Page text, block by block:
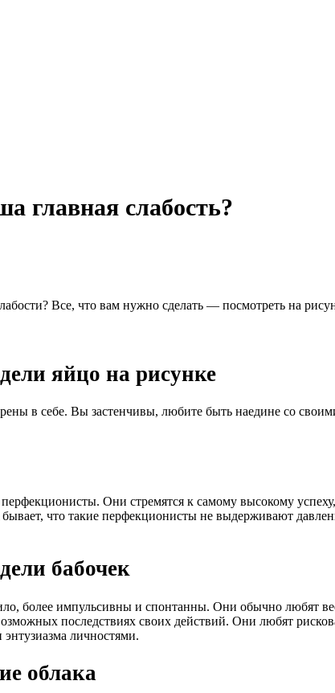
главная слабость?
Все, что вам нужно сделать — посмотреть на
яйцо на рисунке
в себе. Вы застенчивы, любите быть наедине со
Они стремятся к самому высокому
что такие перфекционисты не выдерживают
бабочек
более импульсивны и спонтанны. Они обычно любят
последствиях своих действий. Они любят
личностями.
облака